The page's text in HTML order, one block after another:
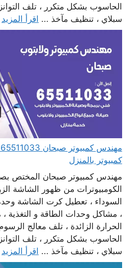
الحاسوب بشكل متكرر ، تلف
سبلاي ، تنظيف مآخذ ... اقرأ المزيد
كمبيوتر بالمنزل
مهندس كمبيوتر صبحان المختص
الكومبيوترات من ظهور الشاشة
السوداء ، تعطيل كرت الشاشة
، مشاكل وحدات الطاقة و التغذية
الحرارة الزائدة ، تلف معالج
الحاسوب بشكل متكرر ، تلف
سبلاي ، تنظيف مآخذ ... اقرأ المزيد